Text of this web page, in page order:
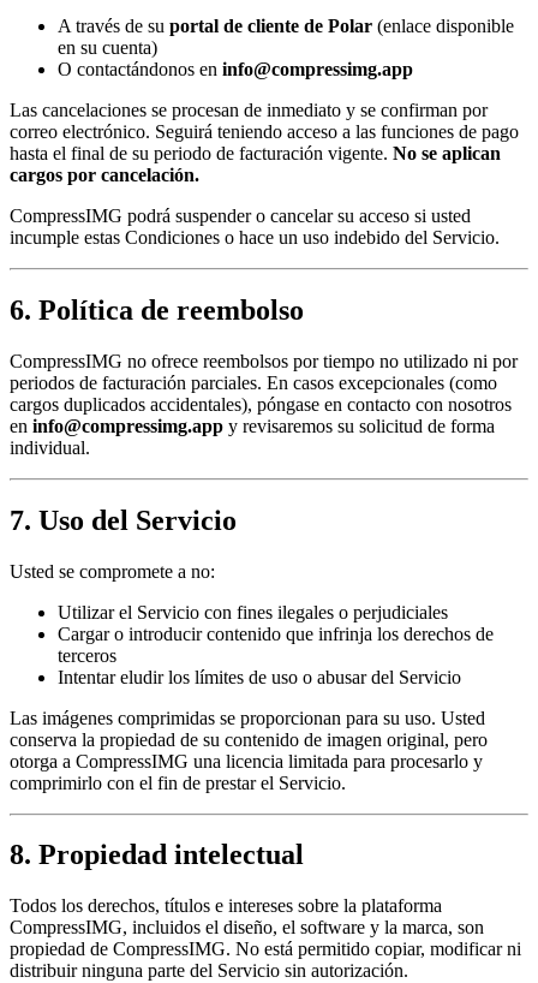
A través de su portal de cliente de Polar (enlace disponible
en su cuenta)
O contactándonos en info@compressimg.app
Las cancelaciones se procesan de inmediato y se confirman por
correo electrónico. Seguirá teniendo acceso a las funciones de pago
hasta el final de su periodo de facturación vigente. No se aplican
cargos por cancelación.
CompressIMG podrá suspender o cancelar su acceso si usted
incumple estas Condiciones o hace un uso indebido del Servicio.
6. Política de reembolso
CompressIMG no ofrece reembolsos por tiempo no utilizado ni por
periodos de facturación parciales. En casos excepcionales (como
cargos duplicados accidentales), póngase en contacto con nosotros
en info@compressimg.app y revisaremos su solicitud de forma
individual.
7. Uso del Servicio
Usted se compromete a no:
Utilizar el Servicio con fines ilegales o perjudiciales
Cargar o introducir contenido que infrinja los derechos de
terceros
Intentar eludir los límites de uso o abusar del Servicio
Las imágenes comprimidas se proporcionan para su uso. Usted
conserva la propiedad de su contenido de imagen original, pero
otorga a CompressIMG una licencia limitada para procesarlo y
comprimirlo con el fin de prestar el Servicio.
8. Propiedad intelectual
Todos los derechos, títulos e intereses sobre la plataforma
CompressIMG, incluidos el diseño, el software y la marca, son
propiedad de CompressIMG. No está permitido copiar, modificar ni
distribuir ninguna parte del Servicio sin autorización.